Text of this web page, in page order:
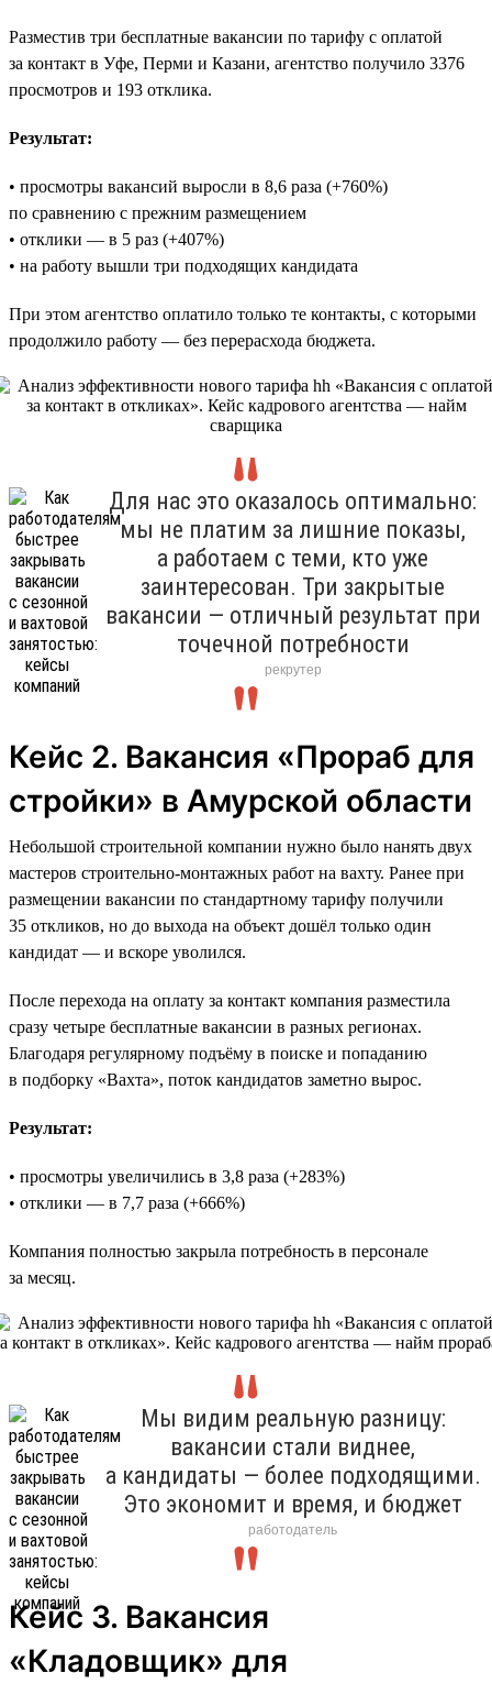
Разместив три бесплатные вакансии по тарифу с оплатой
за контакт в Уфе, Перми и Казани, агентство получило 3376
просмотров и 193 отклика.
Результат:
• просмотры вакансий выросли в 8,6 раза (+760%)
по сравнению с прежним размещением
• отклики — в 5 раз (+407%)
• на работу вышли три подходящих кандидата
При этом агентство оплатило только те контакты, с которыми
продолжило работу — без перерасхода бюджета.
Для нас это оказалось оптимально:
мы не платим за лишние показы,
а работаем с теми, кто уже
заинтересован. Три закрытые
вакансии — отличный результат при
точечной потребности
рекрутер
Кейс 2. Вакансия «Прораб для
стройки» в Амурской области
Небольшой строительной компании нужно было нанять двух
мастеров строительно-монтажных работ на вахту. Ранее при
размещении вакансии по стандартному тарифу получили
35 откликов, но до выхода на объект дошёл только один
кандидат — и вскоре уволился.
После перехода на оплату за контакт компания разместила
сразу четыре бесплатные вакансии в разных регионах.
Благодаря регулярному подъёму в поиске и попаданию
в подборку «Вахта», поток кандидатов заметно вырос.
Результат:
• просмотры увеличились в 3,8 раза (+283%)
• отклики — в 7,7 раза (+666%)
Компания полностью закрыла потребность в персонале
за месяц.
Мы видим реальную разницу:
вакансии стали виднее,
а кандидаты — более подходящими.
Это экономит и время, и бюджет
работодатель
Кейс 3. Вакансия
«Кладовщик» для